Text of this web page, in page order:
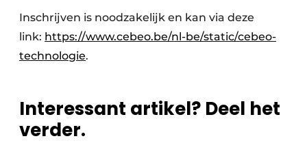
Inschrijven is noodzakelijk en kan via deze
link: https://www.cebeo.be/nl-be/static/cebeo-
technologie.
Interessant artikel? Deel het
verder.